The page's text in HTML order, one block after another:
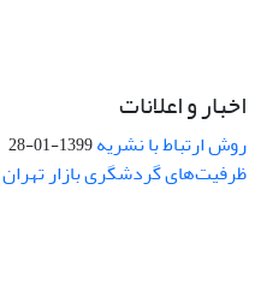
اخبار و اعلانات
روش ارتباط با نشریه1399-01-28
ظرفیت‌های گردشگری بازار تهران